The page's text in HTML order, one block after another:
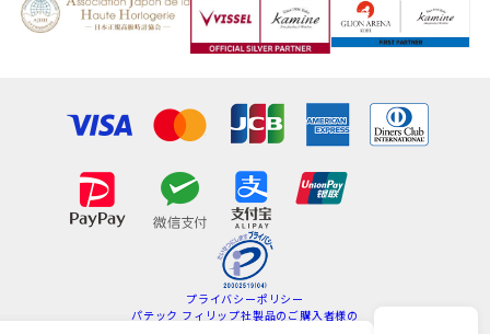
プライバシーポリシー
パテック フィリップ社製品のご購入者様の